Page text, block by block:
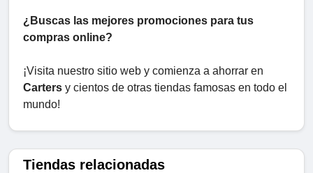
¿Buscas las mejores promociones para tus
compras online?
¡Visita nuestro sitio web y comienza a ahorrar en
Carters y cientos de otras tiendas famosas en todo el
mundo!
Tiendas relacionadas